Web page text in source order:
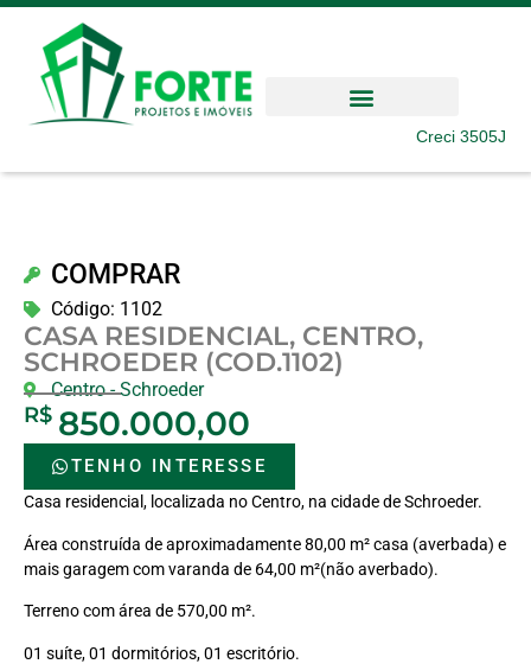
Creci 3505J
COMPRAR
Código: 1102
CASA RESIDENCIAL, CENTRO,
SCHROEDER (COD.1102)
Centro-Schroeder
R$ 850.000,00
TENHO INTERESSE
Casa residencial, localizada no Centro, na cidade de Schroeder.
Área construída de aproximadamente 80,00 m² casa (averbada) e
mais garagem com varanda de 64,00 m²(não averbado).
Terreno com área de 570,00 m².
01 suíte, 01 dormitórios, 01 escritório.